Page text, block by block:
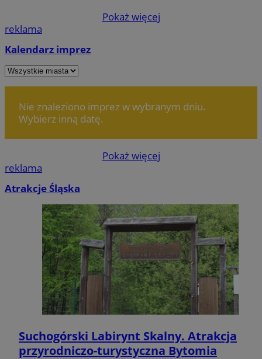
Pokaż więcej
reklama
Kalendarz imprez
Nie znaleziono imprez w wybranym dniu.
Wybierz inną datę.
Pokaż więcej
reklama
Atrakcje Śląska
Suchogórski Labirynt Skalny. Atrakcja
przyrodniczo-turystyczna Bytomia